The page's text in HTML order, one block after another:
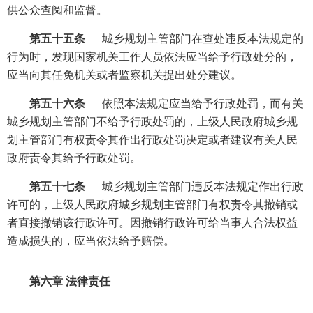
供公众查阅和监督。
第五十五条
城乡规划主管部门在查处违反本法规定的
行为时，发现国家机关工作人员依法应当给予行政处分的，
应当向其任免机关或者监察机关提出处分建议。
第五十六条
依照本法规定应当给予行政处罚，而有关
城乡规划主管部门不给予行政处罚的，上级人民政府城乡规
划主管部门有权责令其作出行政处罚决定或者建议有关人民
政府责令其给予行政处罚。
第五十七条
城乡规划主管部门违反本法规定作出行政
许可的，上级人民政府城乡规划主管部门有权责令其撤销或
者直接撤销该行政许可。因撤销行政许可给当事人合法权益
造成损失的，应当依法给予赔偿。
第六章 法律责任